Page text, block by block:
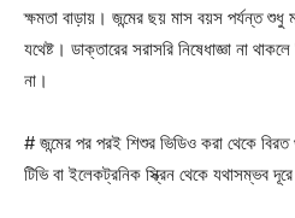
ক্ষমতা বাড়ায়। জন্মের ছয় মাস বয়স পর্যন্ত শুধু
যথেষ্ট। ডাক্তারের সরাসরি নিষেধাজ্ঞা না
না।
# জন্মের পর পরই শিশুর ভিডিও করা থেকে
টিভি বা ইলেকট্রনিক স্ক্রিন থেকে যথাসম্ভব